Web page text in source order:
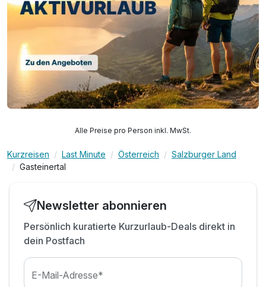
Alle Preise pro Person inkl. MwSt.
Kurzreisen Last Minute Österreich
Salzburger Land
Gasteinertal
Newsletter abonnieren
Persönlich kuratierte Kurzurlaub-Deals direkt in
dein Postfach
E-Mail-Adresse*